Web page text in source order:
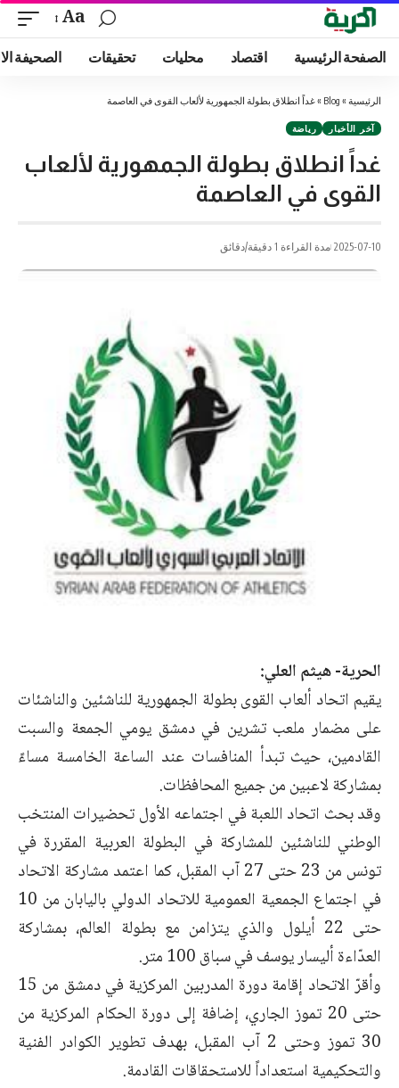
Aa
الصفحة الرئيسية اقتصاد محليات تحقيقات الصحيفة
الرئيسية »
Blog
»غداً انطلاق بطولة الجمهورية لألعاب القوى في العاصمة
آخر الأخبار رياضة
غداً انطلاق بطولة الجمهورية لألعاب
القوى في العاصمة
2025-07-10 مدة القراءة 1 دقيقة/دقائق
الحرية- هيثم العلي:
يقيم اتحاد ألعاب القوى بطولة الجمهورية للناشئين والناشئات
على مضمار ملعب تشرين في دمشق يومي الجمعة والسبت
القادمين، حيث تبدأ المنافسات عند الساعة الخامسة مساءً
بمشاركة لاعبين من جميع المحافظات.
وقد بحث اتحاد اللعبة في اجتماعه الأول تحضيرات المنتخب
الوطني للناشئين للمشاركة في البطولة العربية المقررة في
تونس من 23 حتى 27 آب المقبل، كما اعتمد مشاركة الاتحاد
في اجتماع الجمعية العمومية للاتحاد الدولي باليابان من 10
حتى 22 أيلول والذي يتزامن مع بطولة العالم، بمشاركة
العدّاءة أليسار يوسف في سباق 100 متر.
وأقرّ الاتحاد إقامة دورة المدربين المركزية في دمشق من 15
حتى 20 تموز الجاري، إضافة إلى دورة الحكام المركزية من
30 تموز وحتى 2 آب المقبل، بهدف تطوير الكوادر الفنية
والتحكيمية استعداداً للاستحقاقات القادمة.